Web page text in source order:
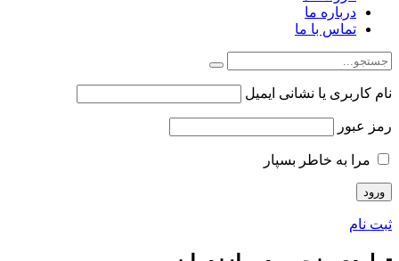
درباره ما
تماس با ما
نام کاربری یا نشانی ایمیل
رمز عبور
مرا به خاطر بسپار
ثبت نام